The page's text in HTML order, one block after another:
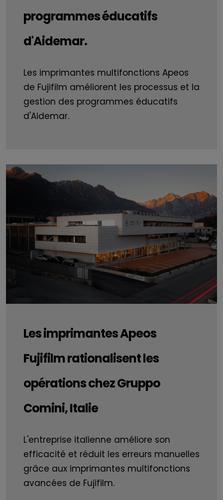
programmes éducatifs
d'Aidemar.
Les imprimantes multifonctions Apeos
de Fujifilm améliorent les processus et la
gestion des programmes éducatifs
d'Aidemar.
Les imprimantes Apeos
Fujifilm rationalisent les
opérations chez Gruppo
Comini, Italie
L'entreprise italienne améliore son
efficacité et réduit les erreurs manuelles
grâce aux imprimantes multifonctions
avancées de Fujifilm.